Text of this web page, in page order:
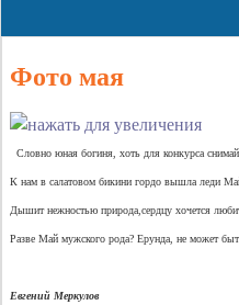
Фото мая
Словно юная богиня, хоть для конкурса снимай,
К нам в салатовом бикини гордо вышла леди
Дышит нежностью природа,сердцу хочется
Разве Май мужского рода? Ерунда, не может
Евгений Меркулов